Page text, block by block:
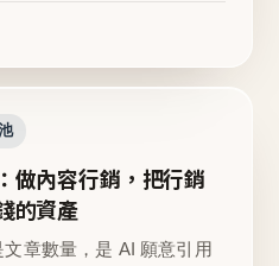
做內容行銷，把行銷
的資產
章數量，是 AI 願意引用